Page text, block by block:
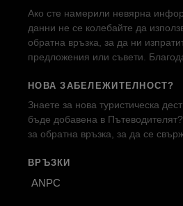
Ако сте намерили невярна
данни не се колебайте да
обратна връзка, за да ни
предложения или съвети.
НОВА ЗАБЕЛЕЖИТЕЛНОСТ?
Знаете за нова туристическа
бъде добавена в
за обратна връзка, за да се
ВРЪЗКИ
ANPC